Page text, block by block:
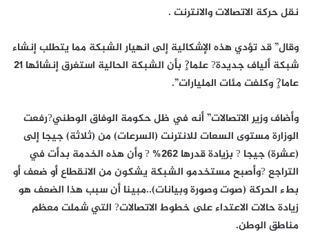
نقل حركة الاتصالات والانترنت .
وقال” قد تؤدي هذه الإشكالية إلى انهيار الشبكة مما يتطلب إنشاء
شبكة ألياف جديدة? علما?ٍ بأن الشبكة الحالية استغرق إنشائها 21
عاما?ٍ وكلفت مئات المليارات”.
وأضاف وزير الاتصالات” أنه في ظل حكومة الوفاق الوطني?رفعت
الوزارة مستوى السعات للانترنت (السرعات) من (ثلاثة) جيجا إلى
(عشرة) جيجا ? بزيادة قدرها 262% ? وأن هذه الخدمة بدأت في
التراجع ?وأصبح مستخدمو الشبكة يشكون من الانقطاع أو ضعف أو
بطء الحركة (صوت وصورة وبيانات)..مبينا أن سبب هذا الضعف هو
زيادة حالات الاعتداء على خطوط الاتصالات? التي شملت معظم
مناطق الوطن.